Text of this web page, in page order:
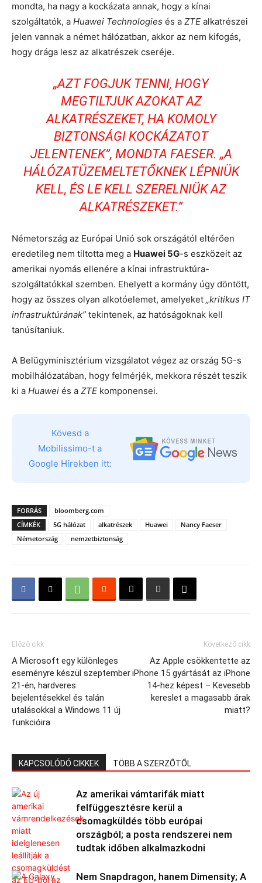
mondta, ha nagy a kockázata annak, hogy a kínai
szolgáltatók, a Huawei Technologies és a ZTE alkatrészei
jelen vannak a német hálózatban, akkor az nem kifogás,
hogy drága lesz az alkatrészek cseréje.
„AZT FOGJUK TENNI, HOGY
MEGTILTJUK AZOKAT AZ
ALKATRÉSZEKET, HA KOMOLY
BIZTONSÁGI KOCKÁZATOT
JELENTENEK”, MONDTA FAESER. „A
HÁLÓZATÜZEMELTETŐKNEK LÉPNIÜK
KELL, ÉS LE KELL SZERELNIÜK AZ
ALKATRÉSZEKET.”
Németország az Európai Unió sok országától eltérően
eredetileg nem tiltotta meg a Huawei 5G-s eszközeit az
amerikai nyomás ellenére a kínai infrastruktúra-
szolgáltatókkal szemben. Ehelyett a kormány úgy döntött,
hogy az összes olyan alkotóelemet, amelyeket „kritikus IT
infrastruktúrának” tekintenek, az hatóságoknak kell
tanúsítaniuk.
A Belügyminisztérium vizsgálatot végez az ország 5G-s
mobilhálózatában, hogy felmérjék, mekkora részét teszik
ki a Huawei és a ZTE komponensei.
Kövesd a
Mobilissimo-t a
Google Hírekben itt:
FORRÁS
bloomberg.com
CÍMKÉK
5G hálózat alkatrészek Huawei
Nancy Faeser
Németország
nemzetbiztonság
Előző cikk
A Microsoft egy különleges
eseményre készül szeptember
21-én, hardveres
bejelentésekkel és talán
utalásokkal a Windows 11 új
funkcióira
Következő cikk
Az Apple csökkentette az
iPhone 15 gyártását az iPhone
14-hez képest – Kevesebb
kereslet a magasabb árak
miatt?
KAPCSOLÓDÓ CIKKEK TÖBB A SZERZŐTŐL
Az amerikai vámtarifák miatt
felfüggesztésre kerül a
csomagküldés több európai
országból; a posta rendszerei nem
tudtak időben alkalmazkodni
Nem Snapdragon, hanem Dimensity; A